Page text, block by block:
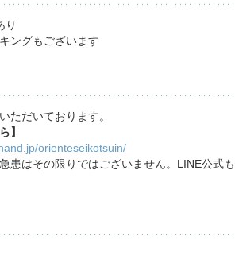
り
ングもございます
ただいております。
】
orienteseikotsuin/
患はその限りではございません。LINE公式